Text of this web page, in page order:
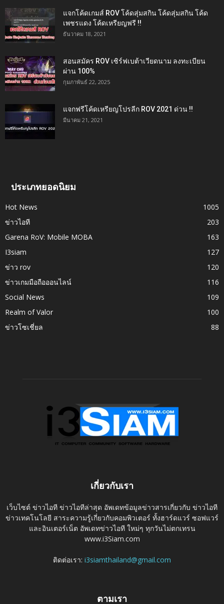
แจกโค้ดเกมส์ ROV โค้ดสุ่มสกิน โค้ดสุ่มสกิน โค้ด
เพชรแดง โค้ดเหรียญฟรี !!
ธันวาคม 18, 2021
สอนสมัคร ROV เซิร์ฟเบต้าเวียดนาม ลงทะเบียน
ผ่าน 100%
กุมภาพันธ์ 22, 2025
แจกฟรีโค้ดเหรียญโปรลีก ROV 2021 ด่วน !!
มีนาคม 21, 2021
ประเภทยอดนิยม
Hot News
1005
ข่าวไอที
203
Garena RoV: Mobile MOBA
163
I3siam
127
ข่าว rov
120
ข่าวเกมมือถือออนไลน์
116
Social News
109
Realm of Valor
100
ข่าวโซเชี่ยล
88
เกี่ยวกับเรา
เว็บไซต์ ข่าวไอที ข่าวไอทีล่าสุด อัพเดทข้อมูลข่าวสารเกี่ยวกับ ข่าวไอที
ข่าวเทคโนโลยี สาระความรู้เกี่ยวกับคอมพิวเตอร์ ทั้งฮาร์ดแวร์ ซอฟแวร์
และอินเตอร์เน็ต อัพเดทข่าวไอที ใหม่ๆ ทุกวันไม่ตกเทรน
www.i3Siam.com
ติดต่อเรา: i3siamthailand@gmail.com
ตามเรา